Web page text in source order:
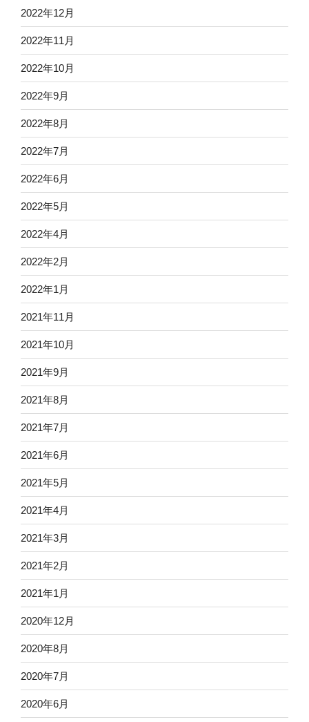
2022年12月
2022年11月
2022年10月
2022年9月
2022年8月
2022年7月
2022年6月
2022年5月
2022年4月
2022年2月
2022年1月
2021年11月
2021年10月
2021年9月
2021年8月
2021年7月
2021年6月
2021年5月
2021年4月
2021年3月
2021年2月
2021年1月
2020年12月
2020年8月
2020年7月
2020年6月